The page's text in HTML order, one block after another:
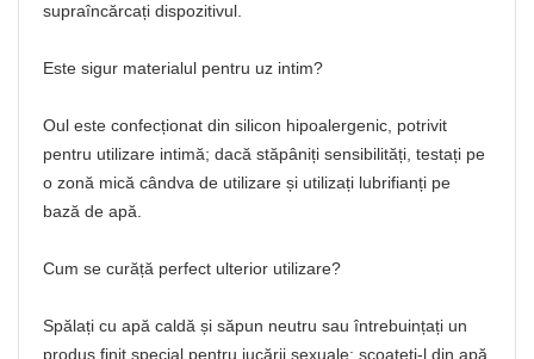
supraîncărcați dispozitivul.
Este sigur materialul pentru uz intim?
Oul este confecționat din silicon hipoalergenic, potrivit
pentru utilizare intimă; dacă stăpâniți sensibilități, testați pe
o zonă mică cândva de utilizare și utilizați lubrifianți pe
bază de apă.
Cum se curăță perfect ulterior utilizare?
Spălați cu apă caldă și săpun neutru sau întrebuințați un
produs finit special pentru jucării sexuale; scoateți-l din apă